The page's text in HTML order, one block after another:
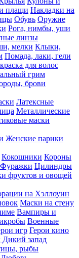
плащи Накладки на
Обувь Оружие
Рога, нимбы, уши
линзы
мелки Клыки,
Помада, лаки, гели
для волос
грим
брови
Латексные
Металлические
маски
Женские парики
Кокошники Короны
Фуражки Цилиндры
фруктов и овощей
на Хэллоуин
Маски на стену
Вампиры и
Военные
игр Герои кино
Дикий запад
рыбы